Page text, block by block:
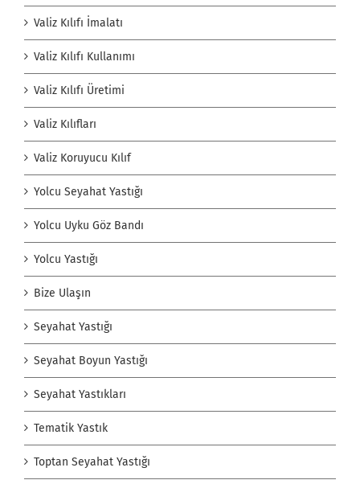
Valiz Kılıfı İmalatı
Valiz Kılıfı Kullanımı
Valiz Kılıfı Üretimi
Valiz Kılıfları
Valiz Koruyucu Kılıf
Yolcu Seyahat Yastığı
Yolcu Uyku Göz Bandı
Yolcu Yastığı
Bize Ulaşın
Seyahat Yastığı
Seyahat Boyun Yastığı
Seyahat Yastıkları
Tematik Yastık
Toptan Seyahat Yastığı